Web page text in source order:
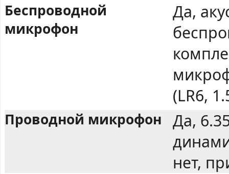
Беспроводной
микрофон
Да,
(LR6,
Проводной микрофон
Да,
нет,